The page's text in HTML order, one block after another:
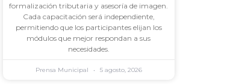
formalización tributaria y asesoría de imagen.
Cada capacitación será independiente,
permitiendo que los participantes elijan los
módulos que mejor respondan a sus
necesidades.
Prensa Municipal 5 agosto, 2026